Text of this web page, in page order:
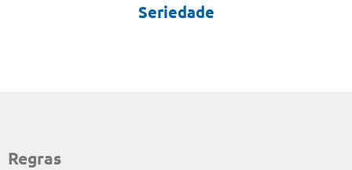
Seriedade
Regras